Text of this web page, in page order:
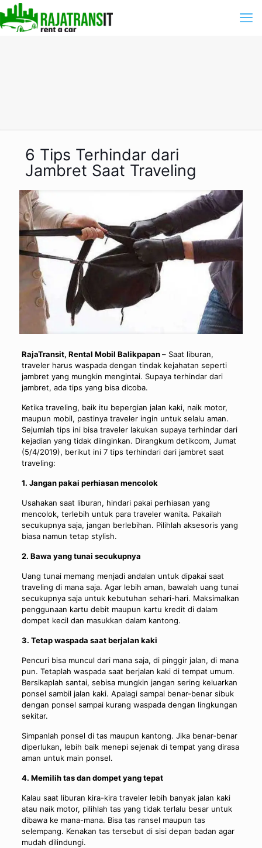
6 Tips Terhindar dari
Jambret Saat Traveling
RajaTransit, Rental Mobil Balikpapan –Saat liburan,
traveler harus waspada dengan tindak kejahatan seperti
jambret yang mungkin mengintai. Supaya terhindar dari
jambret, ada tips yang bisa dicoba.
Ketika traveling, baik itu bepergian jalan kaki, naik motor,
maupun mobil, pastinya traveler ingin untuk selalu aman.
Sejumlah tips ini bisa traveler lakukan supaya terhindar dari
kejadian yang tidak diinginkan. Dirangkum detikcom, Jumat
(5/4/2019), berikut ini 7 tips terhindari dari jambret saat
traveling:
1. Jangan pakai perhiasan mencolok
Usahakan saat liburan, hindari pakai perhiasan yang
mencolok, terlebih untuk para traveler wanita. Pakailah
secukupnya saja, jangan berlebihan. Pilihlah aksesoris yang
biasa namun tetap stylish.
2. Bawa yang tunai secukupnya
Uang tunai memang menjadi andalan untuk dipakai saat
traveling di mana saja. Agar lebih aman, bawalah uang tunai
secukupnya saja untuk kebutuhan sehari-hari. Maksimalkan
penggunaan kartu debit maupun kartu kredit di dalam
dompet kecil dan masukkan dalam kantong.
3. Tetap waspada saat berjalan kaki
Pencuri bisa muncul dari mana saja, di pinggir jalan, di mana
pun. Tetaplah waspada saat berjalan kaki di tempat umum.
Bersikaplah santai, sebisa mungkin jangan sering keluarkan
ponsel sambil jalan kaki. Apalagi sampai benar-benar sibuk
dengan ponsel sampai kurang waspada dengan lingkungan
sekitar.
Simpanlah ponsel di tas maupun kantong. Jika benar-benar
diperlukan, lebih baik menepi sejenak di tempat yang dirasa
aman untuk main ponsel.
4. Memilih tas dan dompet yang tepat
Kalau saat liburan kira-kira traveler lebih banyak jalan kaki
atau naik motor, pilihlah tas yang tidak terlalu besar untuk
dibawa ke mana-mana. Bisa tas ransel maupun tas
selempang. Kenakan tas tersebut di sisi depan badan agar
mudah dilindungi.